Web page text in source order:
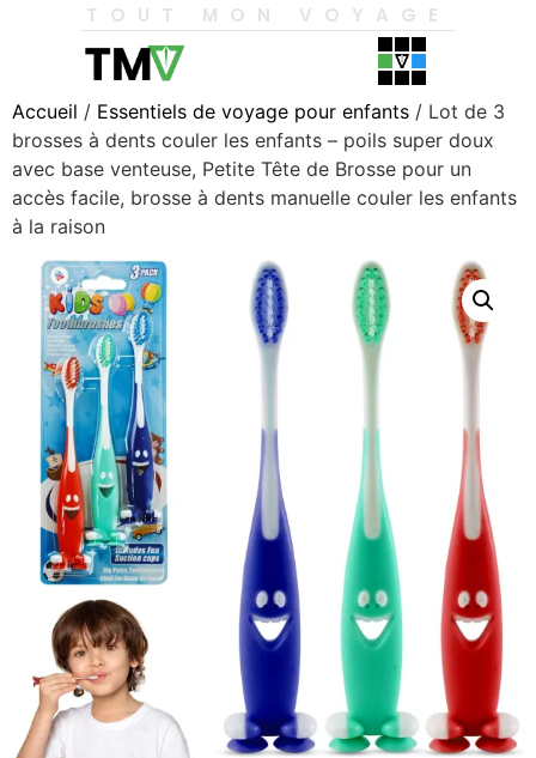
TOUT MON VOYAGE
Accueil / Essentiels de voyage pour enfants / Lot de 3
brosses à dents couler les enfants – poils super doux
avec base venteuse, Petite Tête de Brosse pour un
accès facile, brosse à dents manuelle couler les enfants
à la raison